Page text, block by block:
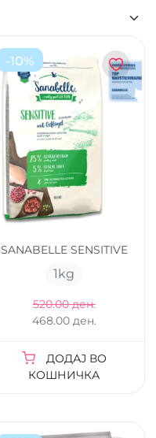
-10%
SANABELLE SENSITIVE
1kg
520.00 ден.
468.00 ден.
ДОДАЈ ВО
КОШНИЧКА